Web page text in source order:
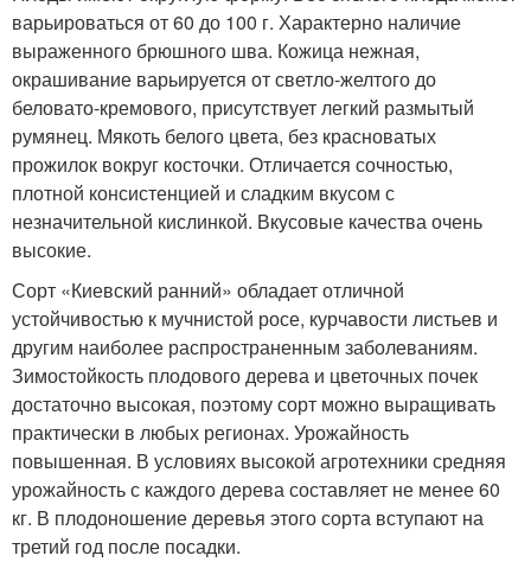
варьироваться от 60 до 100 г. Характерно наличие
выраженного брюшного шва. Кожица нежная,
окрашивание варьируется от светло-желтого до
беловато-кремового, присутствует легкий размытый
румянец. Мякоть белого цвета, без красноватых
прожилок вокруг косточки. Отличается сочностью,
плотной консистенцией и сладким вкусом с
незначительной кислинкой. Вкусовые качества очень
высокие.
Сорт «Киевский ранний» обладает отличной
устойчивостью к мучнистой росе, курчавости листьев и
другим наиболее распространенным заболеваниям.
Зимостойкость плодового дерева и цветочных почек
достаточно высокая, поэтому сорт можно выращивать
практически в любых регионах. Урожайность
повышенная. В условиях высокой агротехники средняя
урожайность с каждого дерева составляет не менее 60
кг. В плодоношение деревья этого сорта вступают на
третий год после посадки.